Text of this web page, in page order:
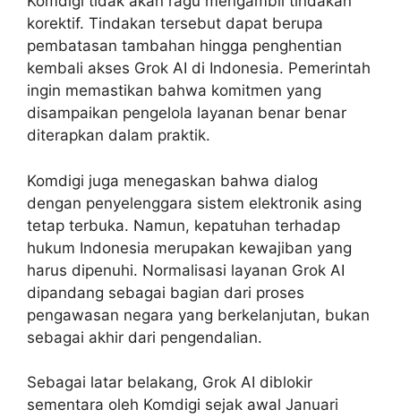
korektif. Tindakan tersebut dapat berupa
pembatasan tambahan hingga penghentian
kembali akses Grok AI di Indonesia. Pemerintah
ingin memastikan bahwa komitmen yang
disampaikan pengelola layanan benar benar
diterapkan dalam praktik.
Komdigi juga menegaskan bahwa dialog
dengan penyelenggara sistem elektronik asing
tetap terbuka. Namun, kepatuhan terhadap
hukum Indonesia merupakan kewajiban yang
harus dipenuhi. Normalisasi layanan Grok AI
dipandang sebagai bagian dari proses
pengawasan negara yang berkelanjutan, bukan
sebagai akhir dari pengendalian.
Sebagai latar belakang, Grok AI diblokir
sementara oleh Komdigi sejak awal Januari